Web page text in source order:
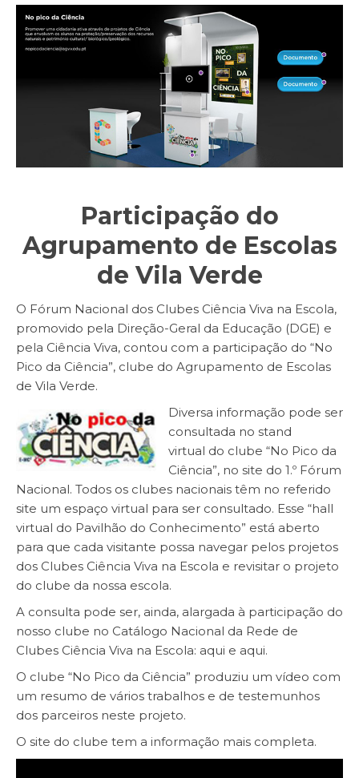
Participação do
Agrupamento de Escolas
de Vila Verde
O Fórum Nacional dos Clubes Ciência Viva na Escola,
promovido pela Direção-Geral da Educação (DGE) e
pela Ciência Viva, contou com a participação do “No
Pico da Ciência”, clube do Agrupamento de Escolas
de Vila Verde.
Diversa informação pode ser
consultada no stand
virtual do clube “No Pico da
Ciência”, no site do 1.º Fórum
Nacional. Todos os clubes nacionais têm no referido
site um espaço virtual para ser consultado. Esse “hall
virtual do Pavilhão do Conhecimento” está aberto
para que cada visitante possa navegar pelos projetos
dos Clubes Ciência Viva na Escola e revisitar o projeto
do clube da nossa escola.
A consulta pode ser, ainda, alargada à participação do
nosso clube no Catálogo Nacional da Rede de
Clubes Ciência Viva na Escola: aqui e aqui.
O clube “No Pico da Ciência” produziu um vídeo com
um resumo de vários trabalhos e de testemunhos
dos parceiros neste projeto.
O site do clube tem a informação mais completa.